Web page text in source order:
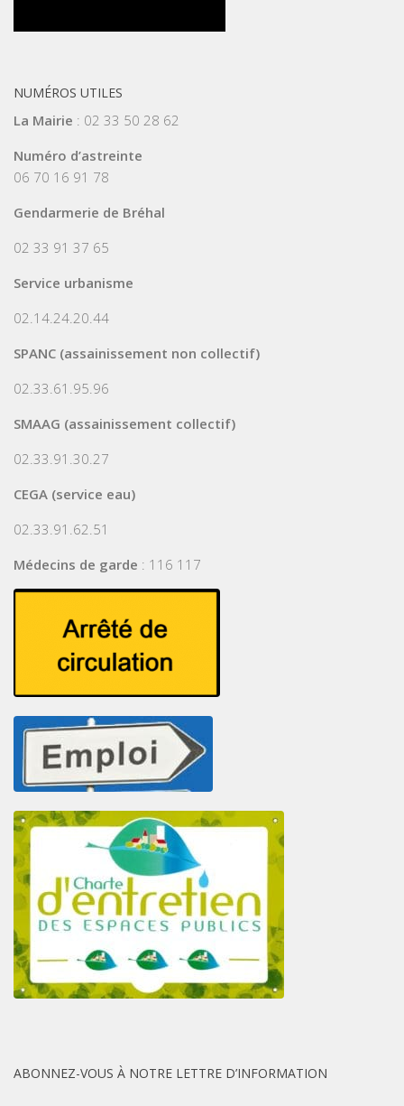
NUMÉROS UTILES
La Mairie : 02 33 50 28 62
Numéro d’astreinte
06 70 16 91 78
Gendarmerie de Bréhal
02 33 91 37 65
Service urbanisme
02.14.24.20.44
SPANC (assainissement non collectif)
02.33.61.95.96
SMAAG (assainissement collectif)
02.33.91.30.27
CEGA (service eau)
02.33.91.62.51
Médecins de garde : 116 117
ABONNEZ-VOUS À NOTRE LETTRE D’INFORMATION